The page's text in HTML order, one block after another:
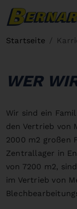
Startseite
WER
Wir sind ein
den Vertrieb von
2000 m2 großen
Zentrallager in
von 7200 m2,
im Vertrieb von